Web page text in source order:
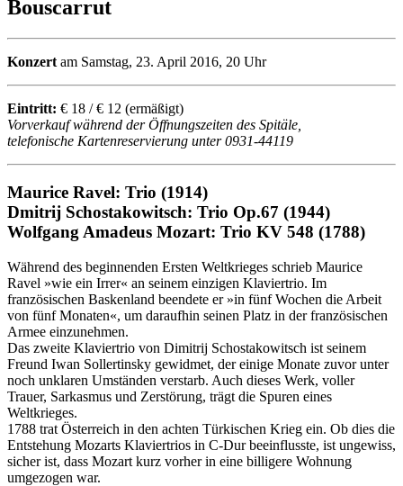
Bouscarrut
Konzert am Samstag, 23. April 2016, 20 Uhr
Eintritt: € 18 / € 12 (ermäßigt)
Vorverkauf während der Öffnungszeiten des Spitäle,
telefonische Kartenreservierung unter 0931-44119
Maurice Ravel: Trio (1914)
Dmitrij Schostakowitsch: Trio Op.67 (1944)
Wolfgang Amadeus Mozart: Trio KV 548 (1788)
Während des beginnenden Ersten Weltkrieges schrieb Maurice
Ravel »wie ein Irrer« an seinem einzigen Klaviertrio. Im
französischen Baskenland beendete er »in fünf Wochen die Arbeit
von fünf Monaten«, um daraufhin seinen Platz in der französischen
Armee einzunehmen.
Das zweite Klaviertrio von Dimitrij Schostakowitsch ist seinem
Freund Iwan Sollertinsky gewidmet, der einige Monate zuvor unter
noch unklaren Umständen verstarb. Auch dieses Werk, voller
Trauer, Sarkasmus und Zerstörung, trägt die Spuren eines
Weltkrieges.
1788 trat Österreich in den achten Türkischen Krieg ein. Ob dies die
Entstehung Mozarts Klaviertrios in C-Dur beeinflusste, ist ungewiss,
sicher ist, dass Mozart kurz vorher in eine billigere Wohnung
umgezogen war.